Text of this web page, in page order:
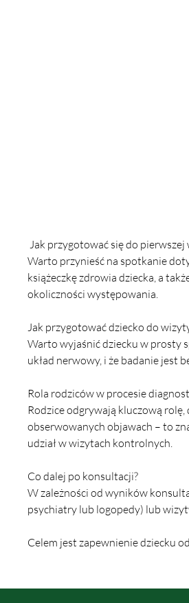
Jak przygotować się do pierwszej
Warto przynieść na spotkanie
książeczkę zdrowia dziecka, a
okoliczności występowania.
Jak przygotować dziecko do
Warto wyjaśnić dziecku w prosty
układ nerwowy, i że badanie jest
Rola rodziców w procesie
Rodzice odgrywają kluczową
obserwowanych objawach – to
udział w wizytach kontrolnych.
Co dalej po konsultacji?
W zależności od wyników
psychiatry lub logopedy) lub
Celem jest zapewnienie dziecku